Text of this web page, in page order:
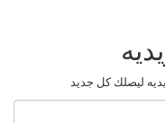
ليصلك كل جديد